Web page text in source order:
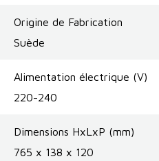
Origine de Fabrication
Suède
Alimentation électrique (V)
220-240
Dimensions HxLxP (mm)
765 x 138 x 120